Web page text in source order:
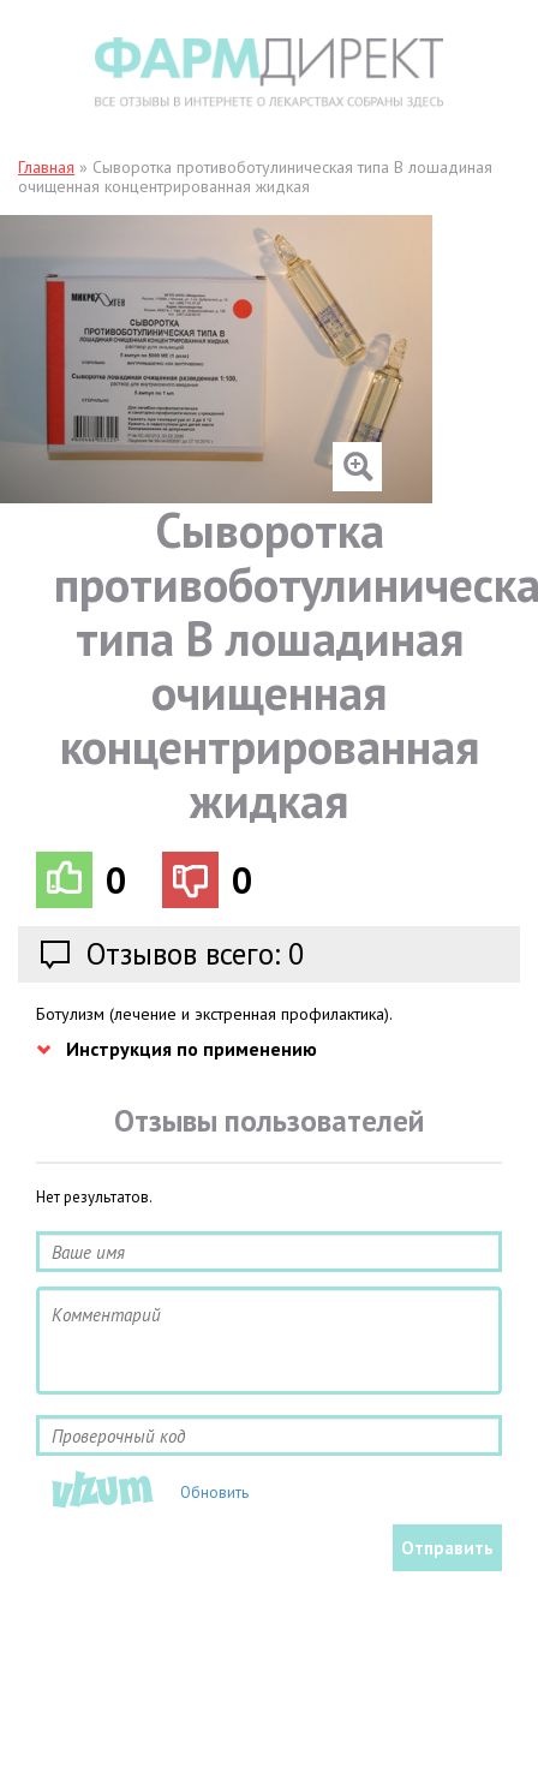
Главная » Сыворотка противоботулиническая типа B лошадиная
очищенная концентрированная жидкая
Сыворотка
типа B лошадиная
очищенная
концентрированная
жидкая
0 0
Отзывов всего: 0
Ботулизм (лечение и экстренная профилактика).
Инструкция по применению
Отзывы пользователей
Нет результатов.
Обновить